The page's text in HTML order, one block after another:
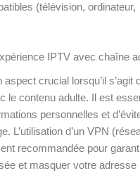
(télévision, ordinateur,
IPTV avec chaîne
aspect crucial lorsqu’il s’agit
le contenu adulte. Il est
personnelles et
L’utilisation d’un VPN
recommandée pour
et masquer votre adresse